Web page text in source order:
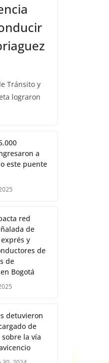
Tránsito y
lograron
a
este puente
red
de
y
de
de
Bogotá
detuvieron
de
la vía